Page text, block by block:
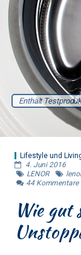
Lifestyle und
4. Juni 2016
Enthält
LENOR
44 Kommentare
Wie gut